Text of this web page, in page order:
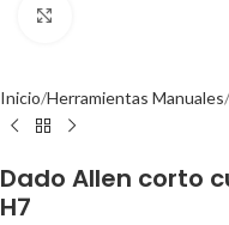
Inicio Herramientas Manuales
Dado Allen corto
H7